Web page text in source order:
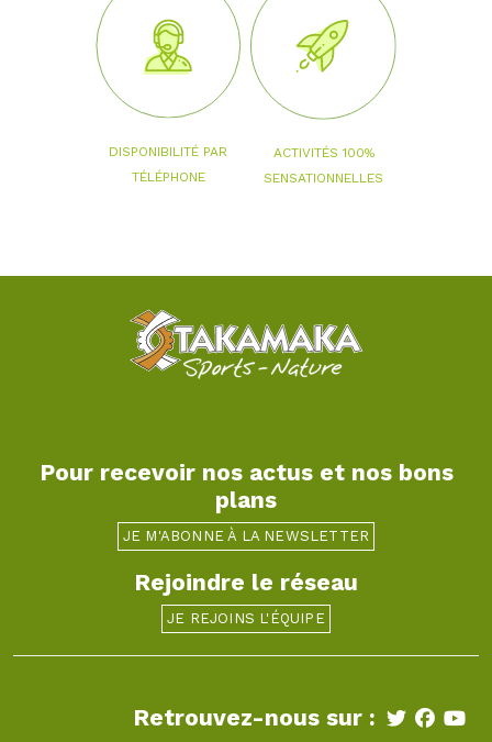
DISPONIBILITÉ PAR
TÉLÉPHONE
ACTIVITÉS 100%
SENSATIONNELLES
Pour recevoir nos actus et nos bons
plans
JE M'ABONNE À LA NEWSLETTER
Rejoindre le réseau
JE REJOINS L'ÉQUIPE
Retrouvez-nous sur :